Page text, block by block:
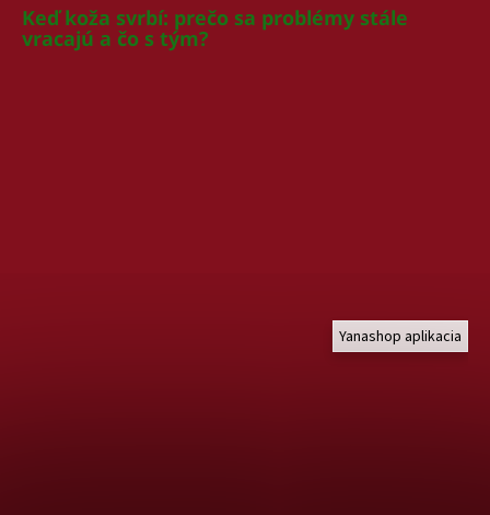
Keď koža svrbí: prečo sa problémy stále
vracajú a čo s tým?
Yanashop aplikacia